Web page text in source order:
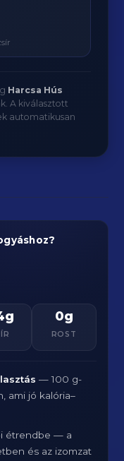
Harcsa Hús
A kiválasztott
automatikusan
0g
ROST
— 100 g-
ami jó kalória–
étrendbe — a
és az izomzat